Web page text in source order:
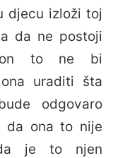
djecu izloži toj
da ne postoji
on to ne bi
uraditi šta
odgovaro
da ona to nije
je to njen